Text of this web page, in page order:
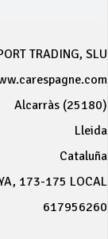
TRADING, SLU
Alcarràs (25180)
Lleida
Cataluña
173-175 LOCAL
617956260